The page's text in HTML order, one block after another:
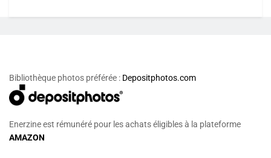
Bibliothèque photos préférée : Depositphotos.com
Enerzine est rémunéré pour les achats éligibles à la plateforme
AMAZON